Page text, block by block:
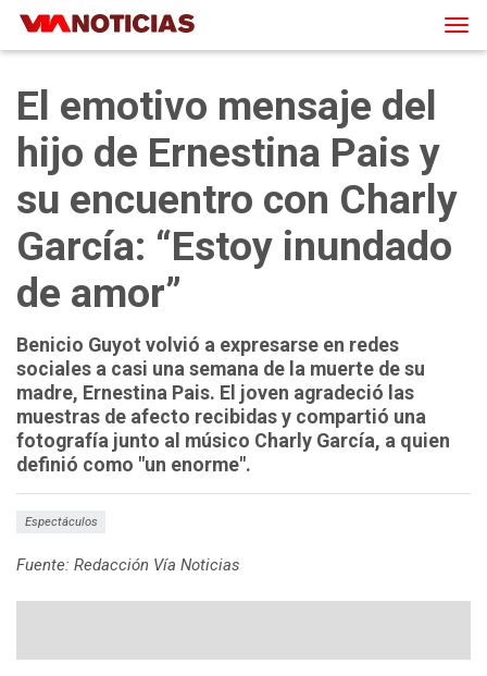
El emotivo mensaje del
hijo de Ernestina Pais y
su encuentro con Charly
García: “Estoy inundado
de amor”
Benicio Guyot volvió a expresarse en redes
sociales a casi una semana de la muerte de su
madre, Ernestina Pais. El joven agradeció las
muestras de afecto recibidas y compartió una
fotografía junto al músico Charly García, a quien
definió como "un enorme".
Espectáculos
Fuente: Redacción Vía Noticias